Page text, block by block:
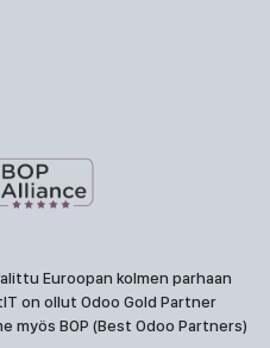
Euroopan kolmen parhaan
on ollut Odoo Gold Partner
myös BOP (Best Odoo Partners)